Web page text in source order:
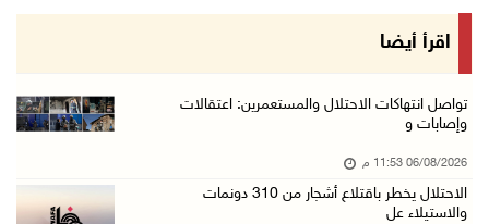
الرئيس يستقبل مجلس بلدية رام الله ويشدد على د ...
جماهير شعبنا تشيع جثمان الشهيد علاء صبيح في ت ...
الاحتلال يوسع حملات الدهم والاعتقال في قلنديا ...
اقرأ أيضا
تواصل انتهاكات الاحتلال والمستعمرين: اعتقالات
وإصابات و
06/08/2026 11:53 م
الاحتلال يخطر باقتلاع أشجار من 310 دونمات
والاستيلاء عل